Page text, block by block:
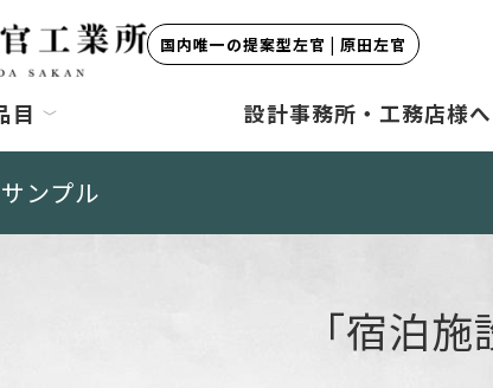
国内唯一の提案型左官 | 原田左官
目 設計事務所・工務店様へ
ンプル
「宿泊